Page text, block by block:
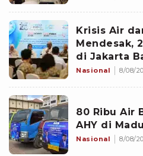
Krisis Air
Mendesak,
di Jakarta
Nasional 8/08/
80 Ribu Air
AHY di
Nasional 8/08/